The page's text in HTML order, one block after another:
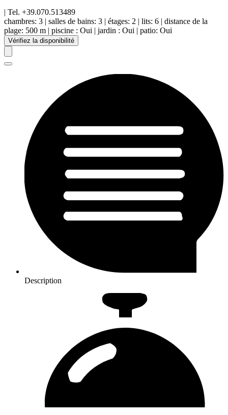
| Tel. +39.070.513489
chambres: 3 | salles de bains: 3 | étages: 2 | lits: 6 | distance de la
plage: 500 m | piscine : Oui | jardin : Oui | patio: Oui
Vérifiez la disponibilité
Description